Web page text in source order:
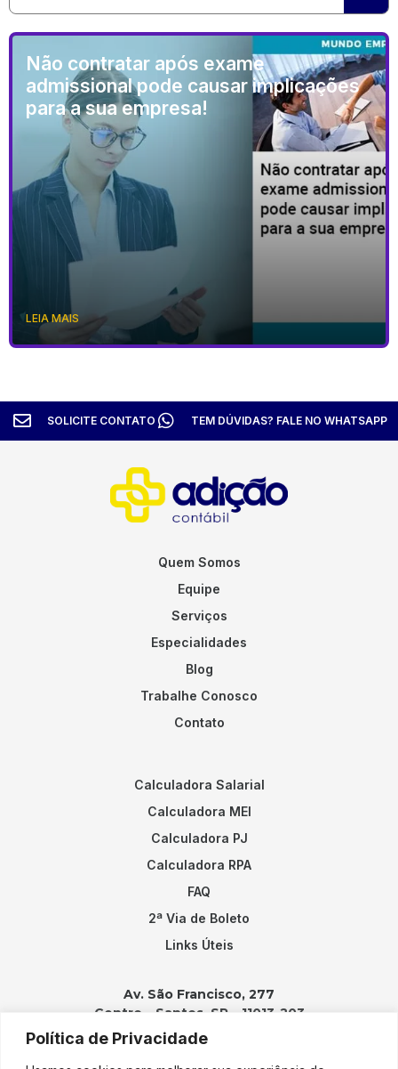
Política de Privacidade
Não contratar após exame
admissional pode causar implicações
para a sua empresa!
LEIA MAIS
SOLICITE CONTATO TEM DÚVIDAS? FALE NO WHATSAPP
Quem Somos
Equipe
Serviços
Especialidades
Blog
Trabalhe Conosco
Contato
Calculadora Salarial
Calculadora MEI
Calculadora PJ
Calculadora RPA
FAQ
2ª Via de Boleto
Links Úteis
Av. São Francisco, 277
Centro – Santos, SP – 11013-203
Contatos: